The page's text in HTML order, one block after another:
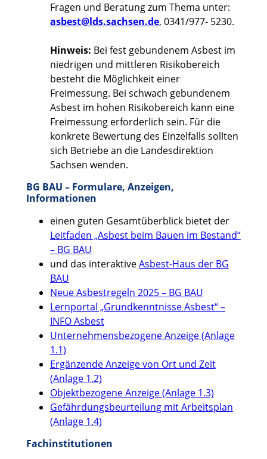
Fragen und Beratung zum Thema unter:
asbest@lds.sachsen.de, 0341/977- 5230.
Hinweis: Bei fest gebundenem Asbest im
niedrigen und mittleren Risikobereich
besteht die Möglichkeit einer
Freimessung. Bei schwach gebundenem
Asbest im hohen Risikobereich kann eine
Freimessung erforderlich sein. Für die
konkrete Bewertung des Einzelfalls sollten
sich Betriebe an die Landesdirektion
Sachsen wenden.
BG BAU – Formulare, Anzeigen,
Informationen
einen guten Gesamtüberblick bietet der
Leitfaden „Asbest beim Bauen im Bestand“
– BG BAU
und das interaktiveAsbest-Haus der BG
BAU
Neue Asbestregeln 2025 – BG BAU
Lernportal „Grundkenntnisse Asbest“ –
INFO Asbest
Unternehmensbezogene Anzeige (Anlage
1.1)
Ergänzende Anzeige von Ort und Zeit
(Anlage 1.2)
Objektbezogene Anzeige (Anlage 1.3)
Gefährdungsbeurteilung mit Arbeitsplan
(Anlage 1.4)
Fachinstitutionen